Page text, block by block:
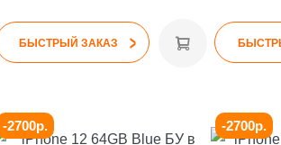
составляла17,990 ₽.
БЫСТРЫЙ ЗАКАЗ >
-2700р. -2700р.